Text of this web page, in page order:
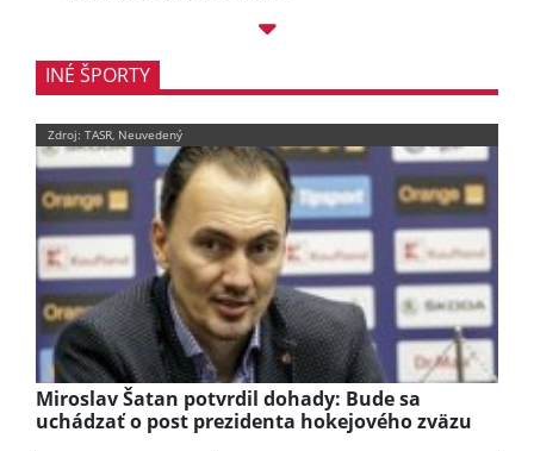
INÉ ŠPORTY
Zdroj: TASR, Neuvedený
Miroslav Šatan potvrdil dohady: Bude sa
uchádzať o post prezidenta hokejového zväzu